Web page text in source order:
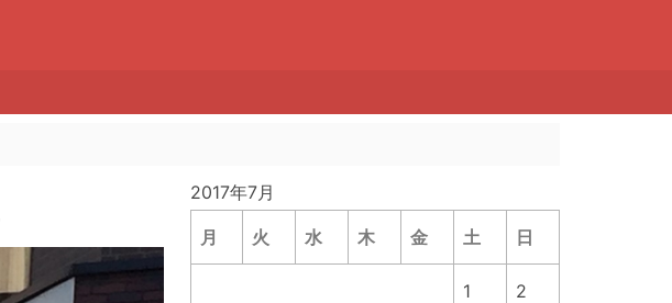
2017年7月
月 火 水 木 金 土 日
1 2